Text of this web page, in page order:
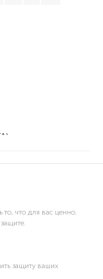
(DLL)
что для вас ценно.
защиту ваших